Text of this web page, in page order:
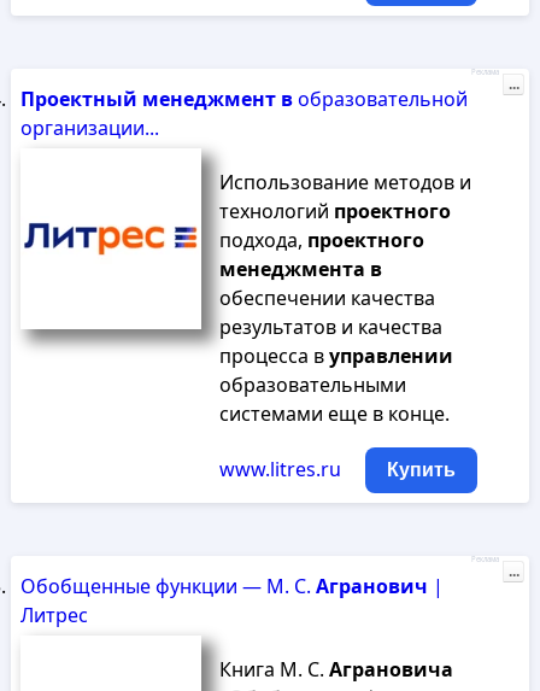
Проектный менеджмент вобразовательной
организации...
Использование методов и
технологий проектного
подхода, проектного
менеджмента в
обеспечении качества
результатов и качества
процесса вуправлении
образовательными
системами еще в конце.
www.litres.ru Купить
Реклама
...
Обобщенные функции — М. С. Агранович |
Литрес
Книга М. С. Аграновича
Реклама
...